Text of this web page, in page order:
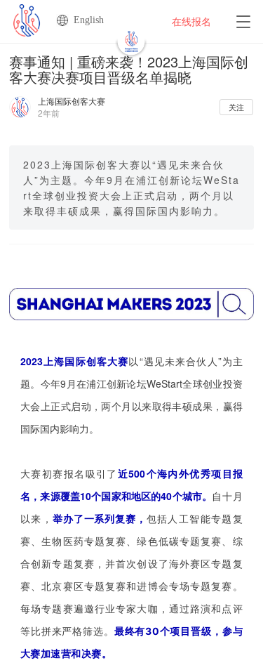
T
g
n
在线报名
English
赛事通知 | 重磅来袭！2023上海国际创
客大赛决赛项目晋级名单揭晓
上海国际创客大赛
2年前
关注
2023上海国际创客大赛以“遇见未来合伙
人”为主题。今年9月在浦江创新论坛WeSta
rt全球创业投资大会上正式启动，两个月以
来取得丰硕成果，赢得国际国内影响力。
2023上海国际创客大赛以“遇见未来合伙人”为主
题。今年9月在浦江创新论坛WeStart全球创业投资
大会上正式启动，两个月以来取得丰硕成果，赢得
国际国内影响力。
大赛初赛报名吸引了 近500个海内外优秀项目报
名，来源覆盖10个国家和地区的40个城市。
自十月
以来，举办了一系列复赛， 包括人工智能专题复
赛、生物医药专题复赛、绿色低碳专题复赛、综
合创新专题复赛，并首次创设了海外赛区专题复
赛、北京赛区专题复赛和进博会专场专题复赛。
每场专题赛遍邀行业专家大咖，通过路演和点评
等比拼来严格筛选。 最终有30个项目晋级，参与
大赛加速营和决赛。